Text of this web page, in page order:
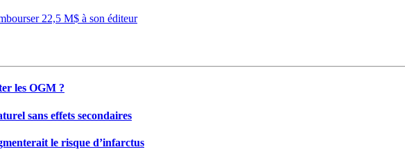
22,5 M$ à son éditeur
les OGM ?
sans effets secondaires
le risque d’infarctus